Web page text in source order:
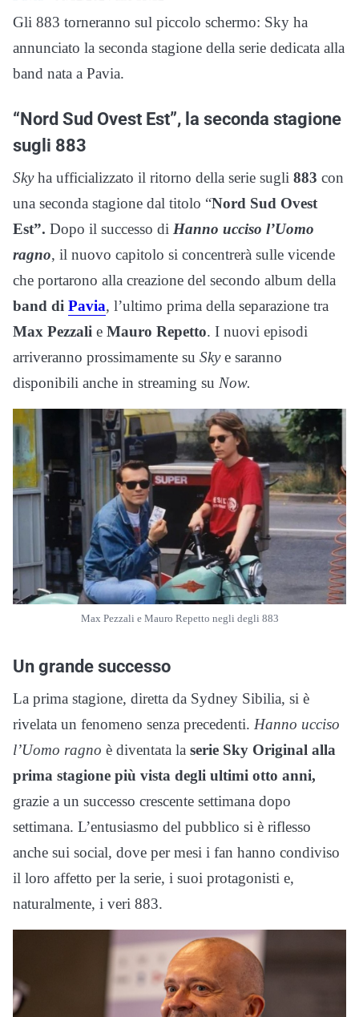
Gli 883 torneranno sul piccolo schermo: Sky ha
annunciato la seconda stagione della serie dedicata alla
band nata a Pavia.
“Nord Sud Ovest Est”, la seconda stagione
sugli 883
Skyha ufficializzato il ritorno della serie sugli 883 con
una seconda stagione dal titolo “Nord Sud Ovest
Est”. Dopo il successo di Hanno ucciso l’Uomo
ragno, il nuovo capitolo si concentrerà sulle vicende
che portarono alla creazione del secondo album della
band di Pavia, l’ultimo prima della separazione tra
Max Pezzali e Mauro Repetto. I nuovi episodi
arriveranno prossimamente su Skye saranno
disponibili anche in streaming su Now.
Max Pezzali e Mauro Repetto negli degli 883
Un grande successo
La prima stagione, diretta da Sydney Sibilia, si è
rivelata un fenomeno senza precedenti. Hanno ucciso
l’Uomo ragno è diventata la serie Sky Original alla
prima stagione più vista degli ultimi otto anni,
grazie a un successo crescente settimana dopo
settimana. L’entusiasmo del pubblico si è riflesso
anche sui social, dove per mesi i fan hanno condiviso
il loro affetto per la serie, i suoi protagonisti e,
naturalmente, i veri 883.